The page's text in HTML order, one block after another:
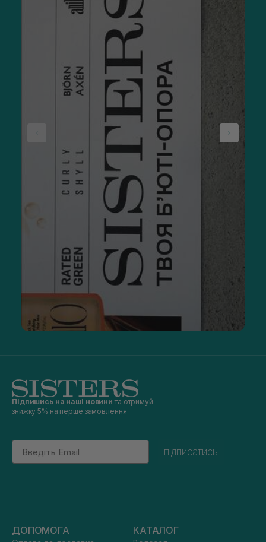
Підпишись на наші новини та отримуй
знижку 5% на перше замовлення
Email
підписатись
ДОПОМОГА КАТАЛОГ